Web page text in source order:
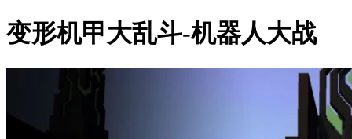
变形机甲大乱斗-机器人大战